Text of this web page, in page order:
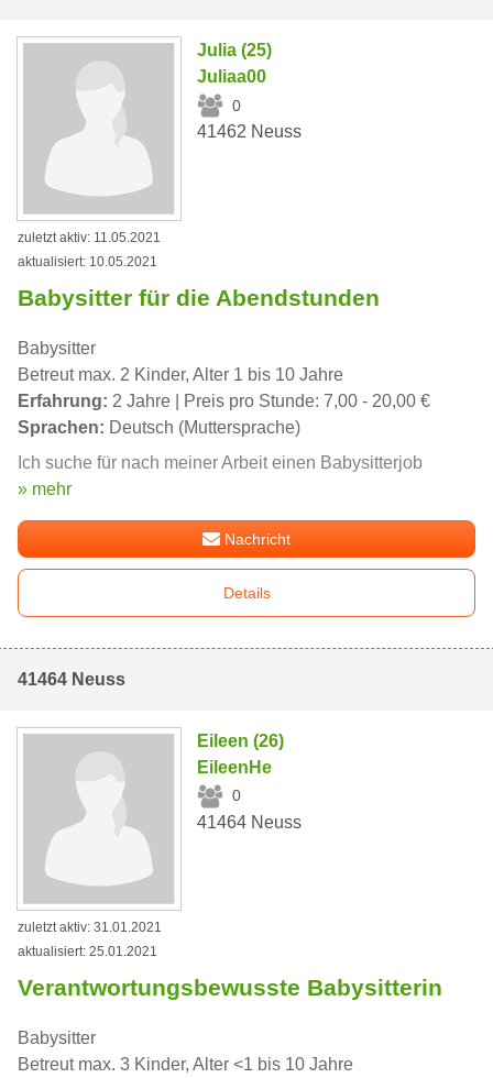
Julia (25)
Juliaa00
0
41462 Neuss
zuletzt aktiv: 11.05.2021
aktualisiert: 10.05.2021
Babysitter für die Abendstunden
Babysitter
Betreut max. 2 Kinder, Alter 1 bis 10 Jahre
Erfahrung: 2 Jahre | Preis pro Stunde: 7,00 - 20,00 €
Sprachen: Deutsch (Muttersprache)
Ich suche für nach meiner Arbeit einen Babysitterjob
» mehr
Nachricht
Details
41464 Neuss
Eileen (26)
EileenHe
0
41464 Neuss
zuletzt aktiv: 31.01.2021
aktualisiert: 25.01.2021
Verantwortungsbewusste Babysitterin
Babysitter
Betreut max. 3 Kinder, Alter <1 bis 10 Jahre